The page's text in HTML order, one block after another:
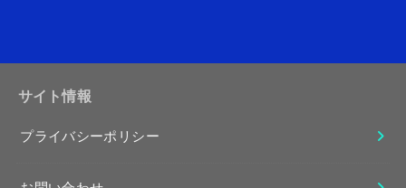
サイト情報
プライバシーポリシー